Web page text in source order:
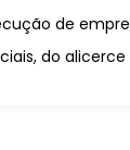
de
do